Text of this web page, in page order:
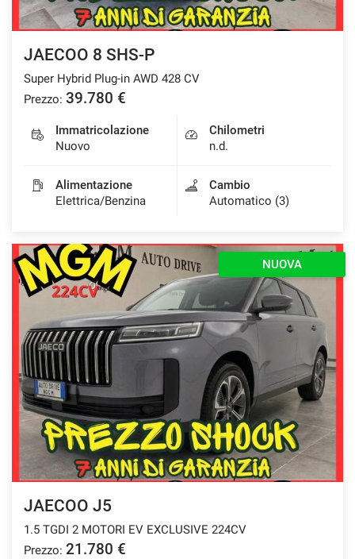
JAECOO 8 SHS-P
Super Hybrid Plug-in AWD 428 CV
Prezzo: 39.780 €
Immatricolazione
Nuovo
Chilometri
n.d.
Alimentazione
Elettrica/Benzina
Cambio
Automatico (3)
NUOVA
JAECOO J5
1.5 TGDI 2 MOTORI EV EXCLUSIVE 224CV
Prezzo: 21.780 €
Salva
impostazioni